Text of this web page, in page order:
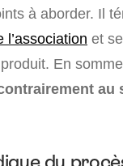
à aborder. Il
l’association et
En somme
au
du